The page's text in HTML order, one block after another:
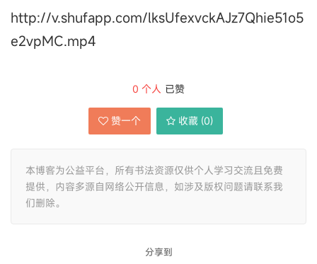
http://v.shufapp.com/lksUfexvckAJz7Qhie51o5
e2vpMC.mp4
0 个人 已赞
赞一个 收藏 (0)
本博客为公益平台，所有书法资源仅供个人学习交流且免费
提供，内容多源自网络公开信息，如涉及版权问题请联系我
们删除。
分享到